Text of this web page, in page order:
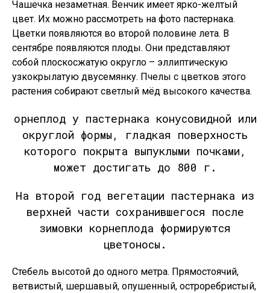
Чашечка незаметная. Венчик имеет ярко-желтый
цвет. Их можно рассмотреть на фото пастернака.
Цветки появляются во второй половине лета. В
сентябре появляются плоды. Они представляют
собой плоскосжатую округло – эллиптическую
узкокрылатую двусемянку. Пчелы с цветков этого
растения собирают светлый мёд высокого качества.
орнеплод у пастернака конусовидной или
округлой формы, гладкая поверхность
которого покрыта выпуклыми почками,
может достигать до 800 г.
На второй год вегетации пастернака из
верхней части сохранившегося после
зимовки корнеплода формируются
цветоносы.
Стебель высотой до одного метра. Прямостоячий,
ветвистый, шершавый, опушенный, остроребристый,